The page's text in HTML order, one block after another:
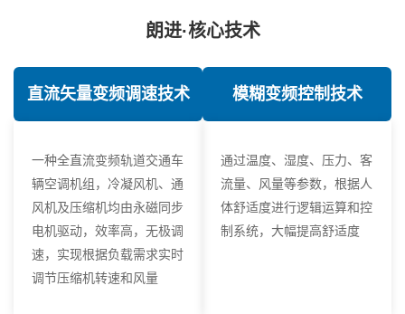
朗进·核心技术
直流矢量变频调速技术
一种全直流变频轨道交通车
辆空调机组，冷凝风机、通
风机及压缩机均由永磁同步
电机驱动，效率高，无极调
速，实现根据负载需求实时
调节压缩机转速和风量
模糊变频控制技术
通过温度、湿度、压力、客
流量、风量等参数，根据人
体舒适度进行逻辑运算和控
制系统，大幅提高舒适度